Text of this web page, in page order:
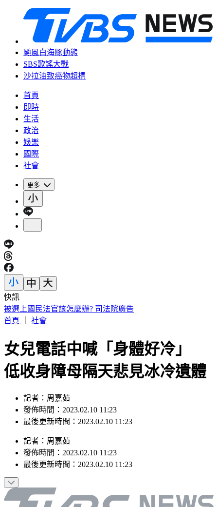
颱風白海豚動態
SBS歌謠大戰
沙拉油致癌物超標
首頁
即時
生活
政治
娛樂
國際
社會
更多
快訊
張韶涵、孫燕姿都來了！ 淚眼慟別化妝師陳聆薇
首頁
社會
女兒電話中喊「身體好冷」
低收身障母隔天悲見冰冷遺體
記者：周嘉茹
發佈時間：2023.02.10 11:23
最後更新時間：2023.02.10 11:23
記者 ： 周嘉茹
發佈時間： 2023.02.10 11:23
最後更新時間： 2023.02.10 11:23